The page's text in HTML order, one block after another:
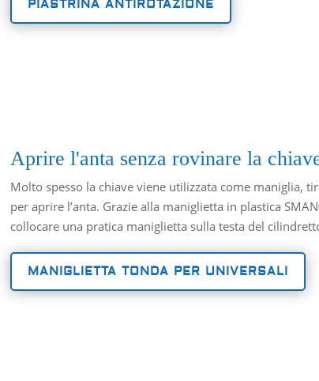
PIASTRINA ANTIROTAZIONE
Aprire l'anta senza rovinare la
Molto spesso la chiave viene utilizzata come maniglia,
per aprire l’anta. Grazie alla maniglietta in plastica
collocare una pratica maniglietta sulla testa del
MANIGLIETTA TONDA PER UNIVERSALI